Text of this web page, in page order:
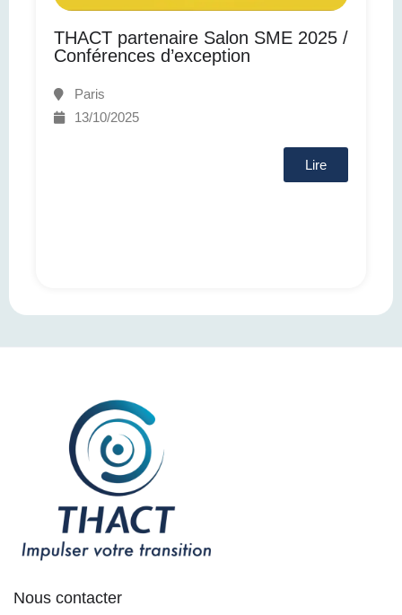
THACT partenaire Salon SME 2025 /
Conférences d’exception
Paris
13/10/2025
Lire
Nous contacter